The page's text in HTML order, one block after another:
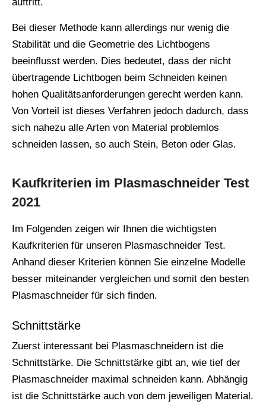
auftritt.
Bei dieser Methode kann allerdings nur wenig die
Stabilität und die Geometrie des Lichtbogens
beeinflusst werden. Dies bedeutet, dass der nicht
übertragende Lichtbogen beim Schneiden keinen
hohen Qualitätsanforderungen gerecht werden kann.
Von Vorteil ist dieses Verfahren jedoch dadurch, dass
sich nahezu alle Arten von Material problemlos
schneiden lassen, so auch Stein, Beton oder Glas.
Kaufkriterien im Plasmaschneider Test
2021
Im Folgenden zeigen wir Ihnen die wichtigsten
Kaufkriterien für unseren Plasmaschneider Test.
Anhand dieser Kriterien können Sie einzelne Modelle
besser miteinander vergleichen und somit den besten
Plasmaschneider für sich finden.
Schnittstärke
Zuerst interessant bei Plasmaschneidern ist die
Schnittstärke. Die Schnittstärke gibt an, wie tief der
Plasmaschneider maximal schneiden kann. Abhängig
ist die Schnittstärke auch von dem jeweiligen Material.